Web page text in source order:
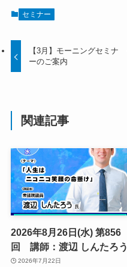
セミナー
【3月】モーニングセミナ
ーのご案内
関連記事
2026年8月26日(水) 第856
回 講師：渡辺 しんたろう
2026年7月22日